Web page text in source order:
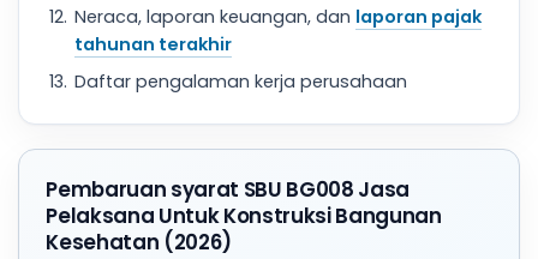
Neraca, laporan keuangan, dan laporan pajak
tahunan terakhir
Daftar pengalaman kerja perusahaan
Pembaruan syarat SBU BG008 Jasa
Pelaksana Untuk Konstruksi Bangunan
Kesehatan (2026)